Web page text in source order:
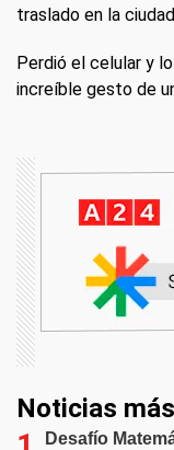
traslado en la
Perdió el celular y
increíble gesto de
Noticias
Desafío